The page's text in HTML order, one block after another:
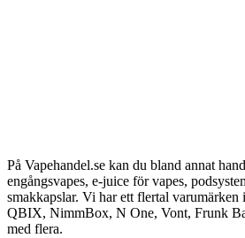
På Vapehandel.se kan du bland annat
engångsvapes, e-juice för vapes,
smakkapslar. Vi har ett flertal varumärken
QBIX, NimmBox, N One, Vont, Frunk
med flera.